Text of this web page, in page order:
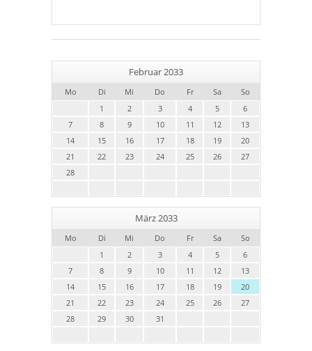
Februar 2033
Mo Di Mi Do Fr Sa
So
1
2 3 4 5
6
7
8 9 10 11 12
13
14
15 16 17 18 19
20
21
22 23 24 25 26
27
28
März 2033
Mo Di Mi Do Fr Sa
So
1
2 3 4 5
6
7
8 9 10 11 12
13
14
15 16 17 18 19
20
21
22 23 24 25 26
27
28
29 30 31